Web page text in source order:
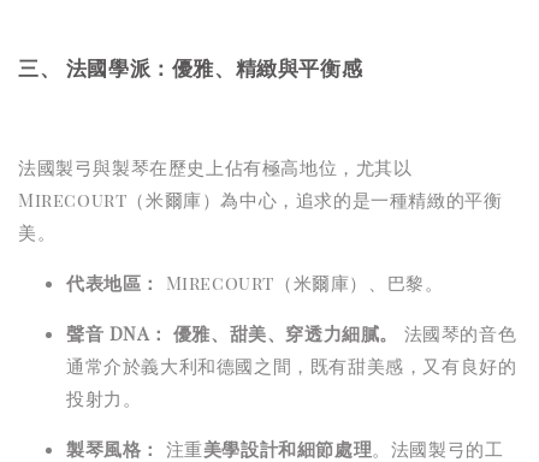
三、 法國學派：優雅、精緻與平衡感
法國製弓與製琴在歷史上佔有極高地位，尤其以
Mirecourt（米爾庫）為中心，追求的是一種精緻的平衡
美。
代表地區： Mirecourt（米爾庫）、巴黎。
聲音 DNA： 優雅、甜美、穿透力細膩。
法國琴的音色
通常介於義大利和德國之間，既有甜美感，又有良好的
投射力。
製琴風格： 注重美學設計和細節處理。法國製弓的工